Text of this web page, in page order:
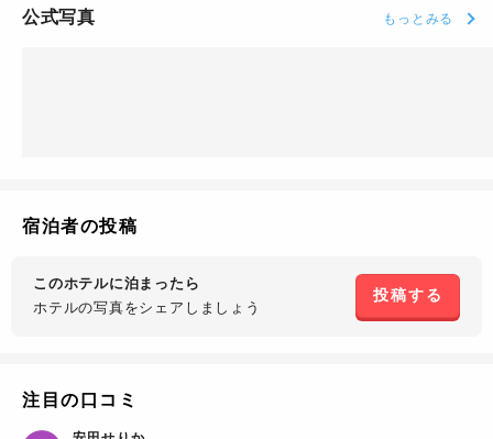
公式写真 もっとみる
宿泊者の投稿
このホテルに泊まったら
ホテルの写真をシェアしましょう
投稿する
注目の口コミ